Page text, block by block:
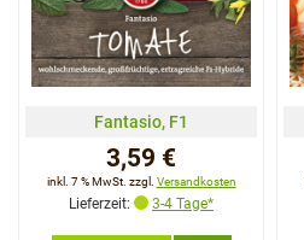
Fantasio, F1
3,59 €
inkl. 7 % MwSt. zzgl. Versandkosten
Lieferzeit: 3-4 Tage*